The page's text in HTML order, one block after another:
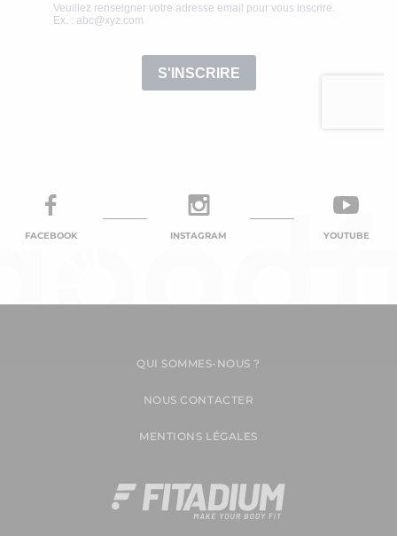
FACEBOOK INSTAGRAM YOUTUBE
QUI SOMMES-NOUS ?
NOUS CONTACTER
MENTIONS LÉGALES